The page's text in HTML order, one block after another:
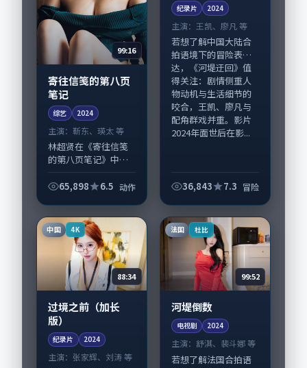
99:16
寄往信笺的第八页
笔记
综艺 2024
主演： 靳东、瑛太 等
林超贤在《寄往信笺
的第八页笔记》中以
作张力，靳东、瑛太
主要在中国台湾完成
制作协同，2024-...
65,898 6.5 动作
纪录片 2024
主演： 王凯、廖凡 等
若想了解中国大陆合
拍语境下的冒险表
达，《河堤迂回》值
得关注：剧情侧重人
物动机与生活细节的
咬合，王凯、廖凡与
配角群戏并重。影片
2024年面世后在影...
36,843 7.3 冒险
中国 4K
88:34
过境之前（加长
版）
纪录片 2024
主演： 张家辉、刘涛 等
法国 杜比
99:52
河堤倒数
电视剧 2024
主演：舒淇、裴斗娜 等
若想了解法国合拍语